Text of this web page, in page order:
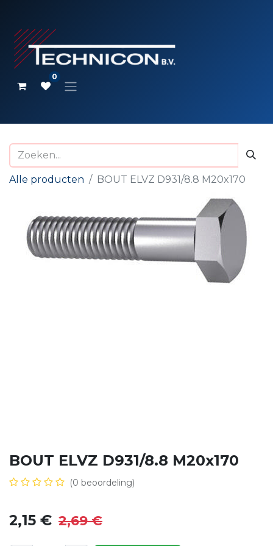
0
Alle producten BOUT ELVZ D931/8.8 M20x170
BOUT ELVZ D931/8.8 M20x170
(0 beoordeling)
2,15 € 2,69€